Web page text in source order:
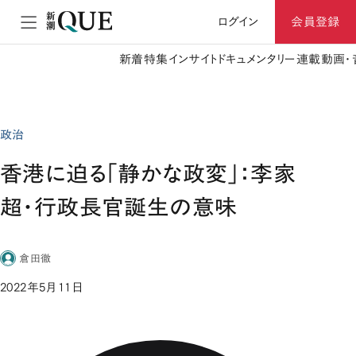
ログイン 会員登録
新着特集 インサイト ドキュメンタリー 連載動画
政治
香港に迫る「静かな政変」：李家
超・行政長官誕生の意味
倉田徹
2022年5月11日